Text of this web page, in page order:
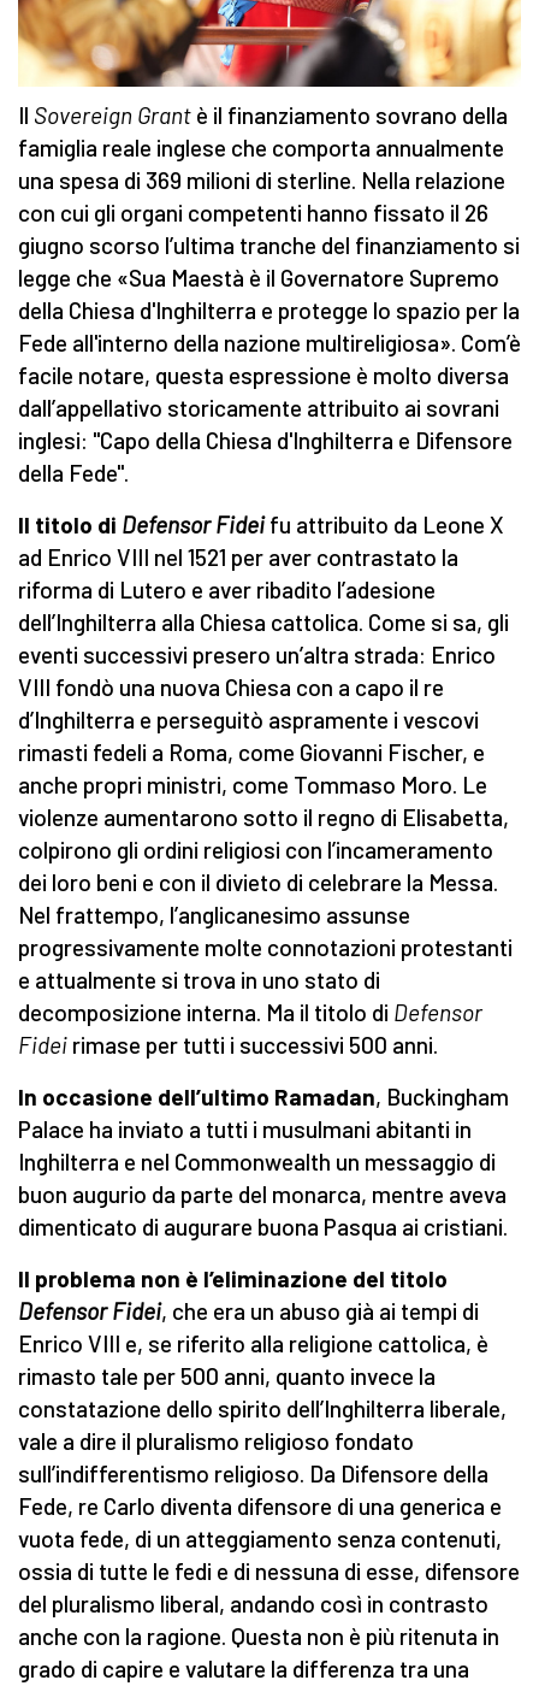
Il Sovereign Grant è il finanziamento sovrano della
famiglia reale inglese che comporta annualmente
una spesa di 369 milioni di sterline. Nella relazione
con cui gli organi competenti hanno fissato il 26
giugno scorso l’ultima tranche del finanziamento si
legge che «Sua Maestà è il Governatore Supremo
della Chiesa d'Inghilterra e protegge lo spazio per la
Fede all'interno della nazione multireligiosa». Com’è
facile notare, questa espressione è molto diversa
dall’appellativo storicamente attribuito ai sovrani
inglesi: "Capo della Chiesa d'Inghilterra e Difensore
della Fede".
Il titolo di Defensor Fideifu attribuito da Leone X
ad Enrico VIII nel 1521 per aver contrastato la
riforma di Lutero e aver ribadito l’adesione
dell’Inghilterra alla Chiesa cattolica. Come si sa, gli
eventi successivi presero un’altra strada: Enrico
VIII fondò una nuova Chiesa con a capo il re
d’Inghilterra e perseguitò aspramente i vescovi
rimasti fedeli a Roma, come Giovanni Fischer, e
anche propri ministri, come Tommaso Moro. Le
violenze aumentarono sotto il regno di Elisabetta,
colpirono gli ordini religiosi con l’incameramento
dei loro beni e con il divieto di celebrare la Messa.
Nel frattempo, l’anglicanesimo assunse
progressivamente molte connotazioni protestanti
e attualmente si trova in uno stato di
decomposizione interna. Ma il titolo di Defensor
Fidei rimase per tutti i successivi 500 anni.
In occasione dell’ultimo Ramadan, Buckingham
Palace ha inviato a tutti i musulmani abitanti in
Inghilterra e nel Commonwealth un messaggio di
buon augurio da parte del monarca, mentre aveva
dimenticato di augurare buona Pasqua ai cristiani.
Il problema non è l’eliminazione del titolo
Defensor Fidei, che era un abuso già ai tempi di
Enrico VIII e, se riferito alla religione cattolica, è
rimasto tale per 500 anni, quanto invece la
constatazione dello spirito dell’Inghilterra liberale,
vale a dire il pluralismo religioso fondato
sull’indifferentismo religioso. Da Difensore della
Fede, re Carlo diventa difensore di una generica e
vuota fede, di un atteggiamento senza contenuti,
ossia di tutte le fedi e di nessuna di esse, difensore
del pluralismo liberal, andando così in contrasto
anche con la ragione. Questa non è più ritenuta in
grado di capire e valutare la differenza tra una